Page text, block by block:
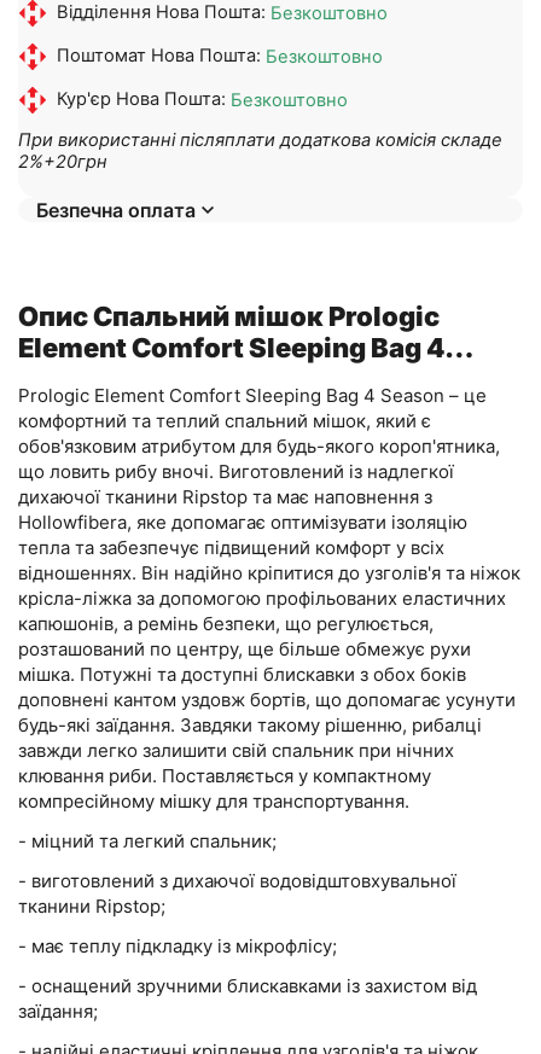
Відділення Нова Пошта: Безкоштовно
Поштомат Нова Пошта: Безкоштовно
Кур'єр Нова Пошта: Безкоштовно
При використанні післяплати додаткова комісія складе
2%+20грн
Безпечна оплата
Опис Спальний мішок Prologic
Element Comfort Sleeping Bag 4
Season 215 x 90cm
Prologic Element Comfort Sleeping Bag 4 Season – це
комфортний та теплий спальний мішок, який є
обов'язковим атрибутом для будь-якого короп'ятника,
що ловить рибу вночі. Виготовлений із надлегкої
дихаючої тканини Ripstop та має наповнення з
Hollowfibera, яке допомагає оптимізувати ізоляцію
тепла та забезпечує підвищений комфорт у всіх
відношеннях. Він надійно кріпитися до узголів'я та ніжок
крісла-ліжка за допомогою профільованих еластичних
капюшонів, а ремінь безпеки, що регулюється,
розташований по центру, ще більше обмежує рухи
мішка. Потужні та доступні блискавки з обох боків
доповнені кантом уздовж бортів, що допомагає усунути
будь-які заїдання. Завдяки такому рішенню, рибалці
завжди легко залишити свій спальник при нічних
клювання риби. Поставляється у компактному
компресійному мішку для транспортування.
- міцний та легкий спальник;
- виготовлений з дихаючої водовідштовхувальної
тканини Ripstop;
- має теплу підкладку із мікрофлісу;
- оснащений зручними блискавками із захистом від
заїдання;